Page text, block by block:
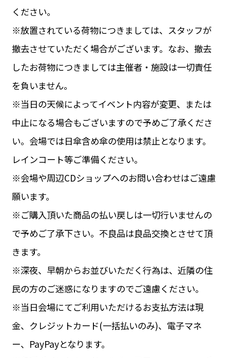
ください。
※放置されている荷物につきましては、スタッフが
撤去させていただく場合がございます。なお、撤去
したお荷物につきましては主催者・施設は一切責任
を負いません。
※当日の天候によってイベント内容が変更、または
中止になる場合もございますので予めご了承くださ
い。会場では日傘含め傘の使用は禁止となります。
レインコート等ご準備ください。
※会場や周辺CDショップへのお問い合わせはご遠慮
願います。
※ご購入頂いた商品の払い戻しは一切行いませんの
で予めご了承下さい。不良品は良品交換とさせて頂
きます。
※深夜、早朝からお並びいただく行為は、近隣の住
民の方のご迷惑になりますのでご遠慮ください。
※当日会場にてご利用いただけるお支払方法は現
金、クレジットカード(一括払いのみ)、電子マネ
ー、PayPayとなります。